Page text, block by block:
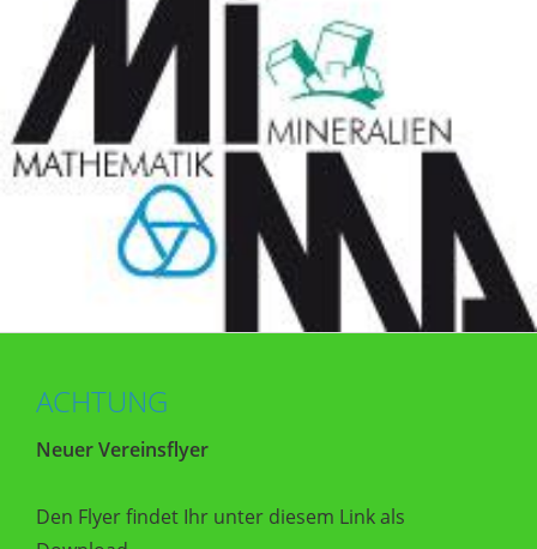
ACHTUNG
Neuer Vereinsflyer
Den Flyer findet Ihr unter diesem Link als